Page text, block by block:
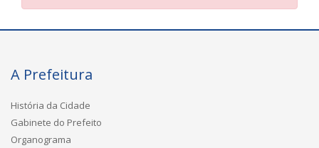
A Prefeitura
História da Cidade
Gabinete do Prefeito
Organograma